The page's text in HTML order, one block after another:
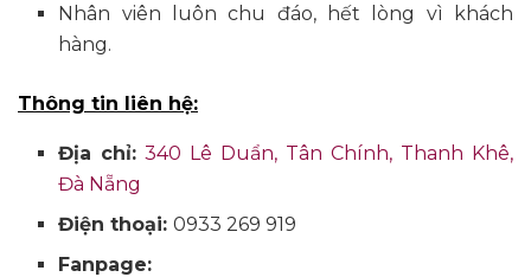
Nhân viên luôn chu đáo, hết lòng vì khách
hàng.
Thông tin liên hệ:
Địa chỉ: 340 Lê Duẩn, Tân Chính, Thanh Khê,
Đà Nẵng
Điện thoại:0933 269 919
Fanpage: